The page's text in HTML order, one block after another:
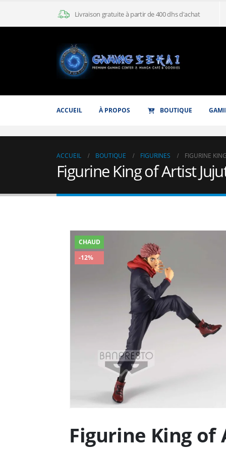
Livraison gratuite à partir de 400 dhs d'achat
ACCUEIL À PROPOS BOUTIQUE
ACCUEIL BOUTIQUE FIGURINES FIGURINE
Figurine King of Artist
CHAUD
-12%
Figurine King of